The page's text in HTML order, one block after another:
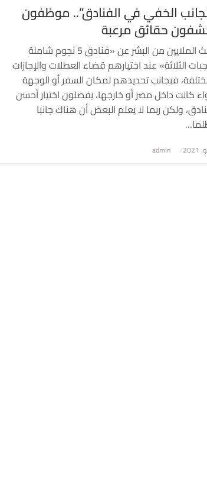
الخفي في الفنادق”.. موظفون
حقائق مرعبة
يبحث الملايين من البشر عن «فنادق 5 نجوم شاملة
الثلاثة» عند اختيارهم قضاء العطلات والإجازات
فبجانب تحديدهم لمكان السفر أو الوجهة
كانت داخل مصر أو خارجها، يفضلون اختيار أحسن
ولكن ربما لا يعلم البعض أن هناك جانبا
admin